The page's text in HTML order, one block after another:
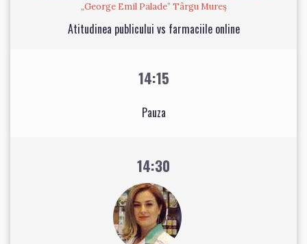
„George Emil Palade” Târgu Mureș
Atitudinea publicului vs farmaciile online
14:15
Pauza
14:30